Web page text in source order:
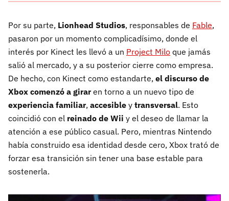
Por su parte, Lionhead Studios, responsables de Fable,
pasaron por un momento complicadísimo, donde el
interés por Kinect les llevó a un Project Milo que jamás
salió al mercado, y a su posterior cierre como empresa.
De hecho, con Kinect como estandarte, el discurso de
Xbox comenzó a giraren torno a un nuevo tipo de
experiencia familiar, accesible y transversal. Esto
coincidió con el reinado de Wii y el deseo de llamar la
atención a ese público casual. Pero, mientras Nintendo
había construido esa identidad desde cero, Xbox trató de
forzar esa transición sin tener una base estable para
sostenerla.